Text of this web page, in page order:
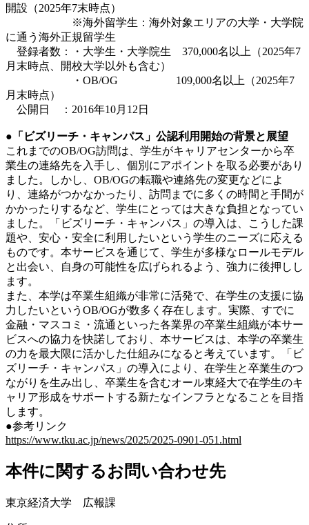
開設（2025年7末時点）
※海外留学生：海外対象エリアの大学・大学院
に通う海外正規留学生
登録者数：
・大学生・大学院生 370,000名以上（2025年7
月末時点、開校大学以外も含む）
・OB/OG 109,000名以上（2025年7
月末時点）
公開日 ： 2016年10月12日
●「ビズリーチ・キャンパス」公認利用開始の背景と展望
これまでのOB/OG訪問は、学生がキャリアセンターから卒
業生の連絡先を入手し、個別にアポイントを取る必要があり
ました。しかし、OB/OGの転職や連絡先の変更などによ
り、連絡がつかなかったり、訪問までに多くの時間と手間が
かかったりするなど、学生にとっては大きな負担となってい
ました。「ビズリーチ・キャンパス」の導入は、こうした課
題や、安心・安全に利用したいという学生のニーズに応える
ものです。本サービスを通じて、学生が多様なロールモデル
と出会い、自身の可能性を広げられるよう、強力に後押しし
ます。
また、本学は卒業生組織が非常に活発で、在学生の支援に協
力したいというOB/OGが数多く存在します。実際、すでに
金融・マスコミ・流通といった各業界の卒業生組織が本サー
ビスへの協力を快諾しており、本サービスは、本学の卒業生
の力を最大限に活かした仕組みになると考えています。「ビ
ズリーチ・キャンパス」の導入により、在学生と卒業生のつ
ながりを生み出し、卒業生を含むオール東経大で在学生のキ
ャリア形成をサポートする新たなインフラとなることを目指
します。
●参考リンク
https://www.tku.ac.jp/news/2025/2025-0901-051.html
本件に関するお問い合わせ先
東京経済大学 広報課